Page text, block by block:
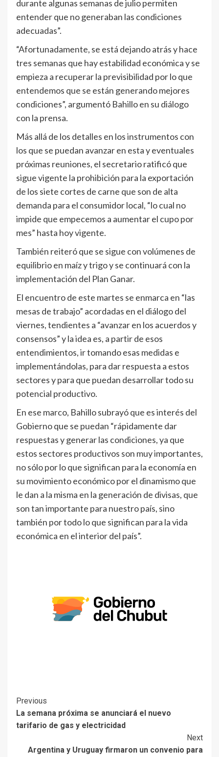
durante algunas semanas de julio permiten
entender que no generaban las condiciones
adecuadas”.
“Afortunadamente, se está dejando atrás y hace
tres semanas que hay estabilidad económica y se
empieza a recuperar la previsibilidad por lo que
entendemos que se están generando mejores
condiciones”, argumentó Bahillo en su diálogo
con la prensa.
Más allá de los detalles en los instrumentos con
los que se puedan avanzar en esta y eventuales
próximas reuniones, el secretario ratificó que
sigue vigente la prohibición para la exportación
de los siete cortes de carne que son de alta
demanda para el consumidor local, “lo cual no
impide que empecemos a aumentar el cupo por
mes” hasta hoy vigente.
También reiteró que se sigue con volúmenes de
equilibrio en maíz y trigo y se continuará con la
implementación del Plan Ganar.
El encuentro de este martes se enmarca en “las
mesas de trabajo” acordadas en el diálogo del
viernes, tendientes a “avanzar en los acuerdos y
consensos” y la idea es, a partir de esos
entendimientos, ir tomando esas medidas e
implementándolas, para dar respuesta a estos
sectores y para que puedan desarrollar todo su
potencial productivo.
En ese marco, Bahillo subrayó que es interés del
Gobierno que se puedan “rápidamente dar
respuestas y generar las condiciones, ya que
estos sectores productivos son muy importantes,
no sólo por lo que significan para la economía en
su movimiento económico por el dinamismo que
le dan a la misma en la generación de divisas, que
son tan importante para nuestro país, sino
también por todo lo que significan para la vida
económica en el interior del país”.
Previous
La semana próxima se anunciará el nuevo
tarifario de gas y electricidad
Next
Argentina y Uruguay firmaron un convenio para